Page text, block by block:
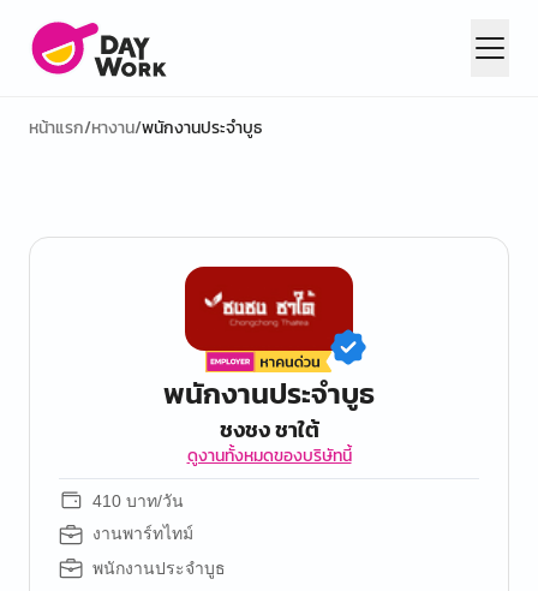
หน้าแรก/หางาน/พนักงานประจำบูธ
พนักงานประจำบูธ
ชงชง ชาใต้
ดูงานทั้งหมดของบริษัทนี้
410 บาท/วัน
งานพาร์ทไทม์
พนักงานประจำบูธ